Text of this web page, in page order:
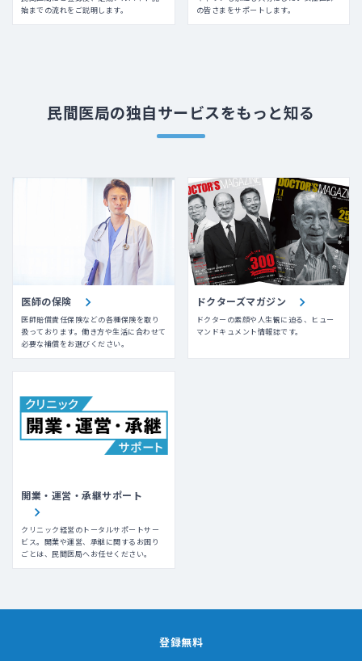
始までの流れをご説明します。
の皆さまをサポートします。
民間医局の独自サービスをもっと知る
医師の保険
医師賠償責任保険などの各種保険を取り
扱っております。働き方や生活に合わせて
必要な補償をお選びください。
ドクターズマガジン
ドクターの素顔や人生観に迫る、ヒュー
マンドキュメント情報誌です。
開業・運営・承継サポート
クリニック経営のトータルサポートサー
ビス。開業や運営、承継に関するお困り
ごとは、民間医局へお任せください。
登録無料